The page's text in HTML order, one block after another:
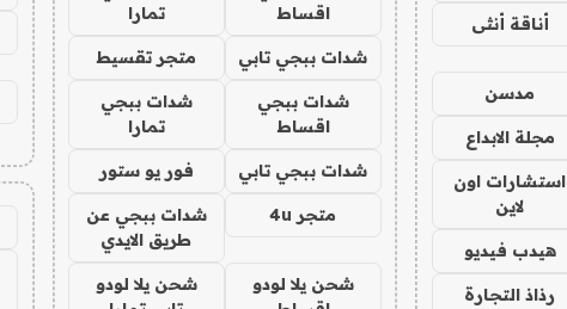
أناقة أنثى
مدسن
مجلة الابداع
استشارات اون
لاين
هيدب فيديو
رذاذ التجارة
اقساط
تمارا
شدات ببجي تابي متجر تقسيط
شدات ببجي
اقساط
شدات ببجي
تمارا
شدات ببجي تابي فور يو ستور
متجر 4u
شدات ببجي عن
طريق الايدي
شحن يلا لودو
شحن يلا لودو